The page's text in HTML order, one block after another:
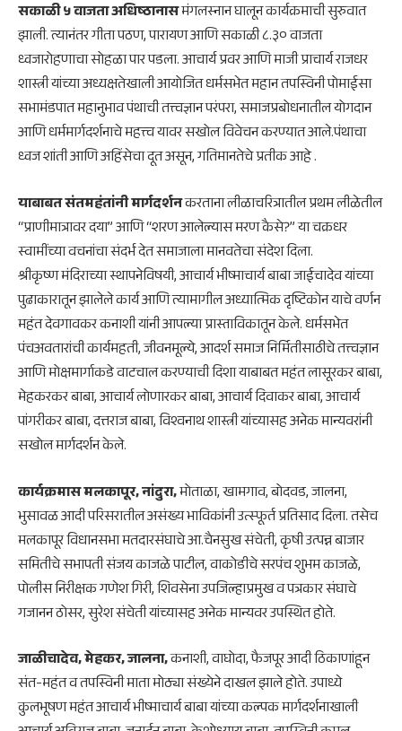
सकाळी ५ वाजता अधिष्ठानासमंगलस्नान घालून कार्यक्रमाची सुरुवात
झाली. त्यानंतर गीता पठण, पारायण आणि सकाळी ८.३० वाजता
ध्वजारोहणाचा सोहळा पार पडला. आचार्य प्रवर आणि माजी प्राचार्य राजधर
शास्त्री यांच्या अध्यक्षतेखाली आयोजित धर्मसभेत महान तपस्विनी पोमाईसा
सभामंडपात महानुभाव पंथाची तत्त्वज्ञान परंपरा, समाजप्रबोधनातील योगदान
आणि धर्ममार्गदर्शनाचे महत्त्व यावर सखोल विवेचन करण्यात आले.पंथाचा
ध्वज शांती आणि अहिंसेचा दूत असून, गतिमानतेचे प्रतीक आहे .
याबाबत संतमहंतांनी मार्गदर्शनकरताना लीळाचरित्रातील प्रथम लीळेतील
“प्राणीमात्रावर दया” आणि “शरण आलेल्यास मरण कैसे?” या चक्रधर
स्वामींच्या वचनांचा संदर्भ देत समाजाला मानवतेचा संदेश दिला.
श्रीकृष्ण मंदिराच्या स्थापनेविषयी, आचार्य भीष्माचार्य बाबा जाईचादेव यांच्या
पुढाकारातून झालेले कार्य आणि त्यामागील अध्यात्मिक दृष्टिकोन याचे वर्णन
महंत देवगावकर कनाशी यांनी आपल्या प्रास्ताविकातून केले. धर्मसभेत
पंचअवतारांची कार्यमहती, जीवनमूल्ये, आदर्श समाज निर्मितीसाठीचे तत्त्वज्ञान
आणि मोक्षमार्गाकडे वाटचाल करण्याची दिशा याबाबत महंत लासूरकर बाबा,
मेहकरकर बाबा, आचार्य लोणारकर बाबा, आचार्य दिवाकर बाबा, आचार्य
पांगरीकर बाबा, दत्तराज बाबा, विश्वनाथ शास्त्री यांच्यासह अनेक मान्यवरांनी
सखोल मार्गदर्शन केले.
कार्यक्रमास मलकापूर, नांदुरा,मोताळा, खामगाव, बोदवड, जालना,
भुसावळ आदी परिसरातील असंख्य भाविकांनी उत्स्फूर्त प्रतिसाद दिला. तसेच
मलकापूर विधानसभा मतदारसंघाचे आ.चैनसुख संचेती, कृषी उत्पन्न बाजार
समितीचे सभापती संजय काजळे पाटील, वाकोडीचे सरपंच शुभम काजळे,
पोलीस निरीक्षक गणेश गिरी, शिवसेना उपजिल्हाप्रमुख व पत्रकार संघाचे
गजानन ठोसर, सुरेश संचेती यांच्यासह अनेक मान्यवर उपस्थित होते.
जाळीचादेव, मेहकर, जालना,कनाशी, वाघोदा, फैजपूर आदी ठिकाणांहून
संत-महंत व तपस्विनी माता मोठ्या संख्येने दाखल झाले होते. उपाध्ये
कुलभूषण महंत आचार्य भीष्माचार्य बाबा यांच्या कल्पक मार्गदर्शनाखाली